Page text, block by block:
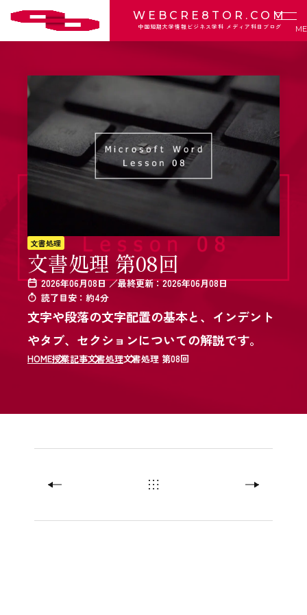
WEBCRE8TOR.COM
中国短期大学情報ビジネス学科 メディア科目ブログ
文書処理
文書処理 第08回
2026年06月08日 ／最終更新：2026年06月08日
読了目安：約4分
文字や段落の文字配置の基本と、インデント
やタブ、セクションについての解説です。
HOME授業記事文書処理文書処理 第08回